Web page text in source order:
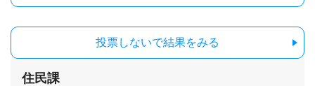
投票しないで結果をみる
住民課